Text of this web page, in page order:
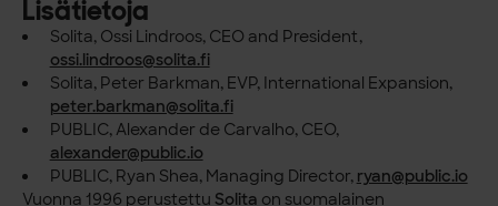
Lisätietoja
Solita, Ossi Lindroos, CEO and President,
ossi.lindroos@solita.fi
Solita, Peter Barkman, EVP, International Expansion,
peter.barkman@solita.fi
PUBLIC, Alexander de Carvalho, CEO,
alexander@public.io
PUBLIC, Ryan Shea, Managing Director, ryan@public.io
Vuonna 1996 perustettu Solita on suomalainen